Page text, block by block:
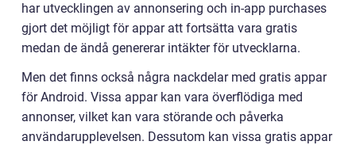
har utvecklingen av annonsering och in-app purchases
gjort det möjligt för appar att fortsätta vara gratis
medan de ändå genererar intäkter för utvecklarna.
Men det finns också några nackdelar med gratis appar
för Android. Vissa appar kan vara överflödiga med
annonser, vilket kan vara störande och påverka
användarupplevelsen. Dessutom kan vissa gratis appar